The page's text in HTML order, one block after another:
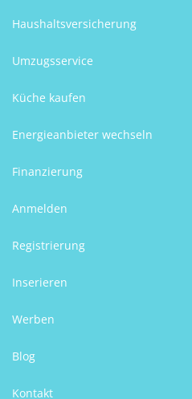
Haushaltsversicherung
Umzugsservice
Küche kaufen
Energieanbieter wechseln
Finanzierung
Anmelden
Registrierung
Inserieren
Werben
Blog
Kontakt